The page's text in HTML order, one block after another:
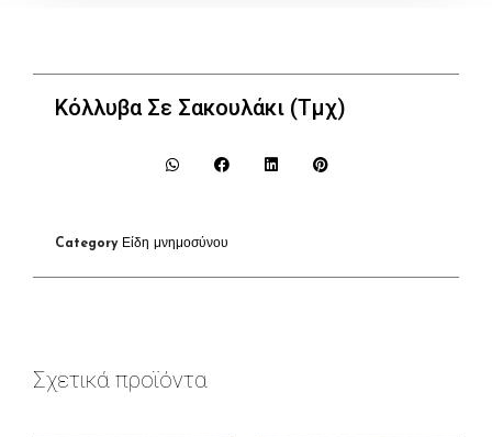
Κόλλυβα Σε Σακουλάκι (Τμχ)
Category Είδη μνημοσύνου
Σχετικά προϊόντα